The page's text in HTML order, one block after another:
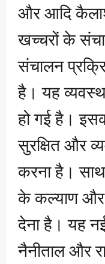
और आदि कैलाश
खच्चरों के
संचालन
है। यह
हो गई है।
सुरक्षित और
करना है। साथ
के कल्याण और
देना है। यह
नैनीताल और